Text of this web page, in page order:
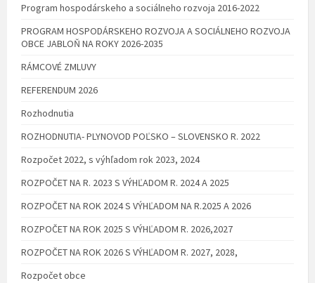
Program hospodárskeho a sociálneho rozvoja 2016-2022
PROGRAM HOSPODÁRSKEHO ROZVOJA A SOCIÁLNEHO ROZVOJA
OBCE JABLOŇ NA ROKY 2026-2035
RÁMCOVÉ ZMLUVY
REFERENDUM 2026
Rozhodnutia
ROZHODNUTIA- PLYNOVOD POĽSKO – SLOVENSKO R. 2022
Rozpočet 2022, s výhľadom rok 2023, 2024
ROZPOČET NA R. 2023 S VÝHĽADOM R. 2024 A 2025
ROZPOČET NA ROK 2024 S VÝHĽADOM NA R.2025 A 2026
ROZPOČET NA ROK 2025 S VÝHĽADOM R. 2026,2027
ROZPOČET NA ROK 2026 S VÝHĽADOM R. 2027, 2028,
Rozpočet obce